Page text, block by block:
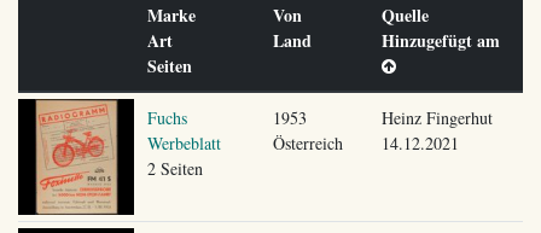
Marke
Art
Seiten
Von
Land
Quelle
Hinzugefügt am
Fuchs
Werbeblatt
2 Seiten
1953
Österreich
Heinz Fingerhut
14.12.2021